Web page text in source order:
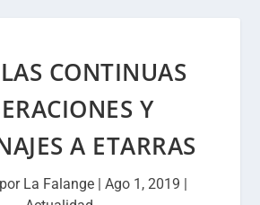
CONTINUAS
Y
A ETARRAS
La Falange| Ago 1, 2019 |